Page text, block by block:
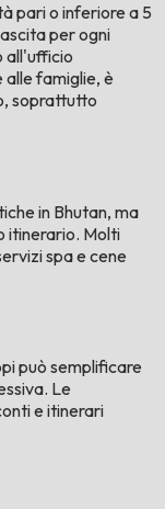
pari o inferiore a 5
per ogni
all'ufficio
famiglie, è
soprattutto
in Bhutan, ma
itinerario. Molti
spa e cene
può semplificare
Le
e itinerari